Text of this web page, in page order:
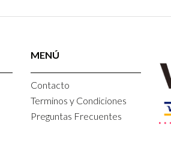
MENÚ
Contacto
Terminos y Condiciones
Preguntas Frecuentes